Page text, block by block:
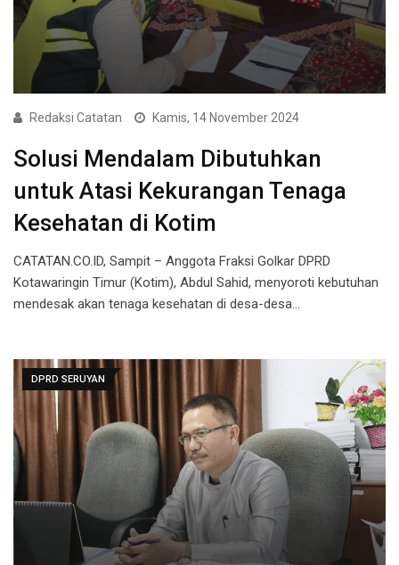
Redaksi Catatan Kamis, 14 November 2024
Solusi Mendalam Dibutuhkan
untuk Atasi Kekurangan Tenaga
Kesehatan di Kotim
CATATAN.CO.ID, Sampit – Anggota Fraksi Golkar DPRD
Kotawaringin Timur (Kotim), Abdul Sahid, menyoroti kebutuhan
mendesak akan tenaga kesehatan di desa-desa…
DPRD SERUYAN